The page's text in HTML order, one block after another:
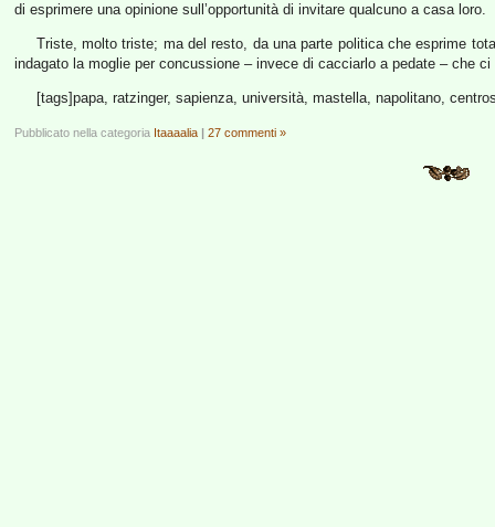
di esprimere una opinione sull’opportunità di invitare qualcuno a casa loro.
Triste, molto triste; ma del resto, da una parte politica che esprime
indagato la moglie per concussione – invece di cacciarlo a pedate – che
[tags]papa, ratzinger, sapienza, università, mastella, napolitano,
Pubblicato nella categoria Itaaaalia | 27 commenti »